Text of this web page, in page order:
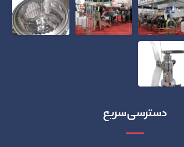
دسترسی سریع